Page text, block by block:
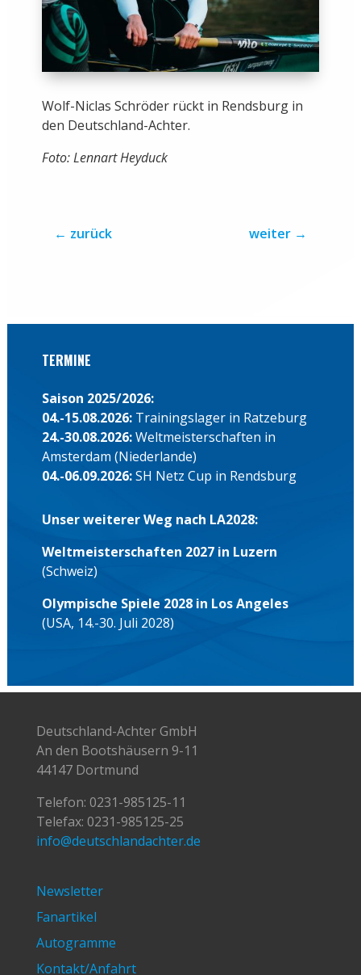
Wolf-Niclas Schröder rückt in Rendsburg in
den Deutschland-Achter.
Foto: Lennart Heyduck
← zurück weiter →
TERMINE
Saison 2025/2026:
04.-15.08.2026: Trainingslager in Ratzeburg
24.-30.08.2026:Weltmeisterschaften in
Amsterdam (Niederlande)
04.-06.09.2026:SH Netz Cup in Rendsburg
Unser weiterer Weg nach LA2028:
Weltmeisterschaften 2027 in Luzern
(Schweiz)
Olympische Spiele 2028 in Los Angeles
(USA, 14.-30. Juli 2028)
Deutschland-Achter GmbH
An den Bootshäusern 9-11
44147 Dortmund
Telefon: 0231-985125-11
Telefax: 0231-985125-25
info@deutschlandachter.de
Newsletter
Fanartikel
Autogramme
Kontakt/Anfahrt